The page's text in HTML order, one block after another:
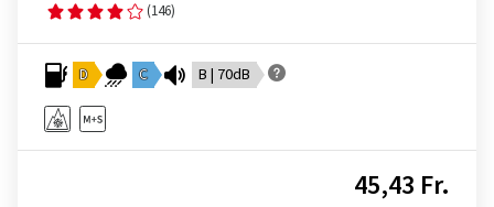
(146)
D C B | 70dB
45,43 Fr.